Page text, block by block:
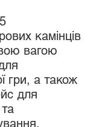
камінців
вагою
гри, а також
для